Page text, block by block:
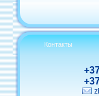
Контакты